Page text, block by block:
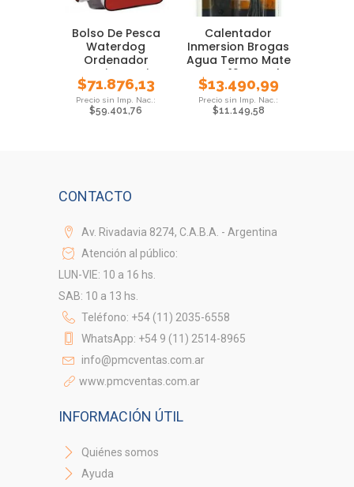
Bolso De Pesca
Waterdog
Ordenador
Camping Varios
Bolsillos
$71.876,13
$59.401,76
Calentador
Inmersion Brogas
Agua Termo Mate
Auto 12v Local
$13.490,99
$11.149,58
CONTACTO
Av. Rivadavia 8274, C.A.B.A. - Argentina
Atención al público:
LUN-VIE: 10 a 16 hs.
SAB: 10 a 13 hs.
Teléfono: +54 (11) 2035-6558
WhatsApp: +54 9 (11) 2514-8965
info@pmcventas.com.ar
www.pmcventas.com.ar
INFORMACIÓN ÚTIL
Quiénes somos
Ayuda